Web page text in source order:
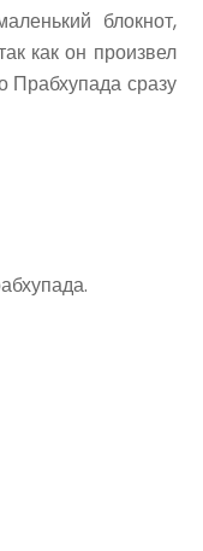
блокнот,
как он произвел
Прабхупада сразу